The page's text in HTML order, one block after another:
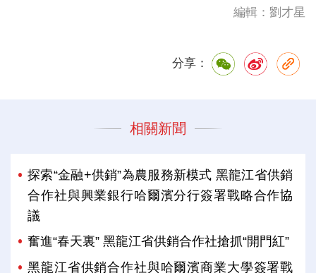
編輯：劉才星
分享：
相關新聞
探索“金融+供銷”為農服務新模式 黑龍江省供銷
合作社與興業銀行哈爾濱分行簽署戰略合作協
議
奮進“春天裏” 黑龍江省供銷合作社搶抓“開門紅”
黑龍江省供銷合作社與哈爾濱商業大學簽署戰